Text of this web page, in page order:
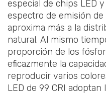
especial de chips LED
espectro de emisión
aproxima más a la
natural. Al mismo
proporción de los
eficazmente la
reproducir varios
LED de 99 CRI